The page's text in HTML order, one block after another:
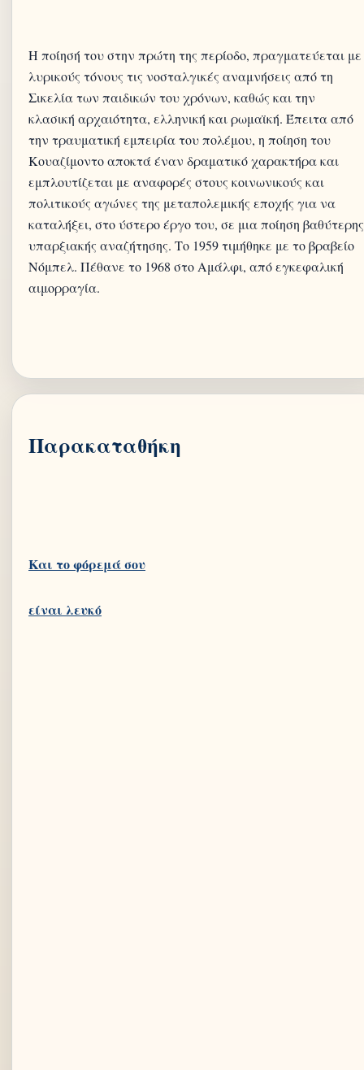
Η ποίησή του στην πρώτη της περίοδο, πραγματεύεται με
λυρικούς τόνους τις νοσταλγικές αναμνήσεις από τη
Σικελία των παιδικών του χρόνων, καθώς και την
κλασική αρχαιότητα, ελληνική και ρωμαϊκή. Έπειτα από
την τραυματική εμπειρία του πολέμου, η ποίηση του
Κουαζίμοντο αποκτά έναν δραματικό χαρακτήρα και
εμπλουτίζεται με αναφορές στους κοινωνικούς και
πολιτικούς αγώνες της μεταπολεμικής εποχής για να
καταλήξει, στο ύστερο έργο του, σε μια ποίηση βαθύτερης
υπαρξιακής αναζήτησης. Το 1959 τιμήθηκε με το βραβείο
Νόμπελ. Πέθανε το 1968 στο Αμάλφι, από εγκεφαλική
αιμορραγία.
Παρακαταθήκη
Και το φόρεμά σου